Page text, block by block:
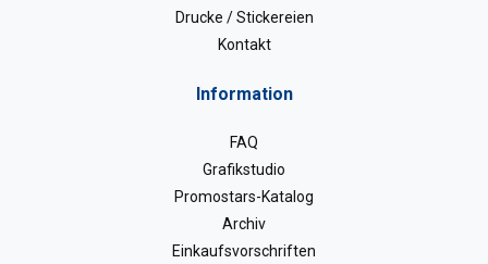
Drucke / Stickereien
Kontakt
Information
FAQ
Grafikstudio
Promostars-Katalog
Archiv
Einkaufsvorschriften